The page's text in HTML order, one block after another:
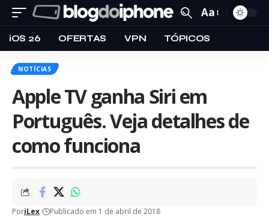
Aa
iOS 26 OFERTAS VPN TÓPICOS
NOTÍCIAS
Apple TV ganha Siri em
Português. Veja detalhes de
como funciona
PoriLex Publicado em 1 de abril de 2018